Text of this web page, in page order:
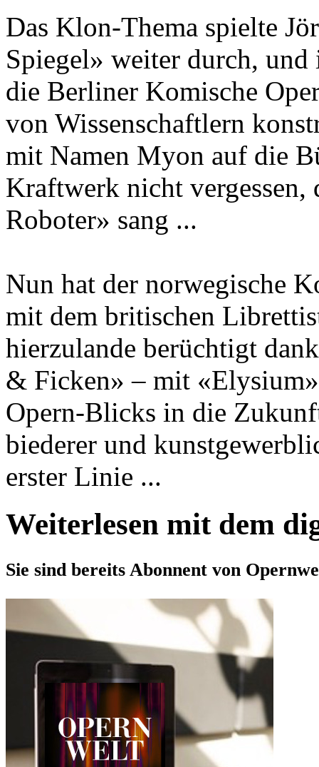
Das Klon-Thema spielte
Spiegel» weiter durch,
die Berliner Komische
von Wissenschaftlern
mit Namen Myon auf die
Kraftwerk nicht
Roboter» sang ...
Nun hat der norwegische
mit dem britischen
hierzulande berüchtigt
& Ficken» – mit
Opern-Blicks in die
biederer und
erster Linie ...
Weiterlesen mit dem
Sie sind bereits Abonnent von